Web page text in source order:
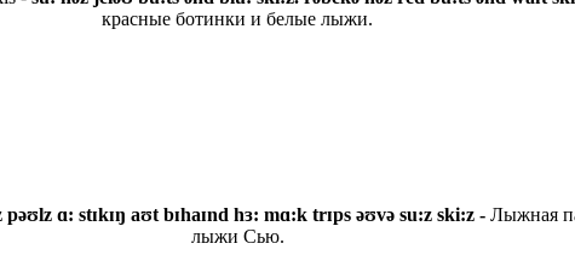
красные ботинки и белые лыжи.
pəʊlz ɑ: stɪkɪŋ aʊt bɪhaɪnd hɜ: mɑ:k trɪps əʊvə su:z ski:z - Лыжная
лыжи Сью.